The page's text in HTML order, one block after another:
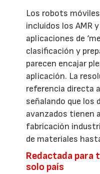
Los robots
incluidos los AMR
aplicaciones de
clasificación y
parecen encajar
aplicación. La
referencia directa
señalando que
avanzados tienen
fabricación
de materiales
Redactada para
solo país